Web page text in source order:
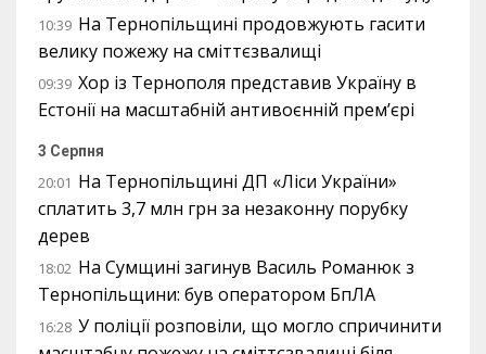
10:39 На Тернопільщині продовжують гасити
велику пожежу на сміттєзвалищі
09:39 Хор із Тернополя представив Україну в
Естонії на масштабній антивоєнній прем’єрі
3 Серпня
20:01 На Тернопільщині ДП «Ліси України»
сплатить 3,7 млн грн за незаконну порубку
дерев
18:02 На Сумщині загинув Василь Романюк з
Тернопільщини: був оператором БпЛА
16:28 У поліції розповіли, що могло спричинити